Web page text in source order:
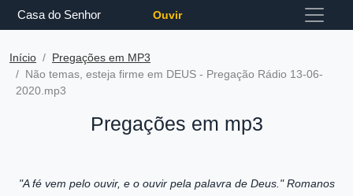
Casa do Senhor Ouvir
Início
Pregações em MP3
Não temas, esteja firme em DEUS - Pregação Rádio 13-06-
2020.mp3
Pregações em mp3
"A fé vem pelo ouvir, e o ouvir pela palavra de Deus."Romanos